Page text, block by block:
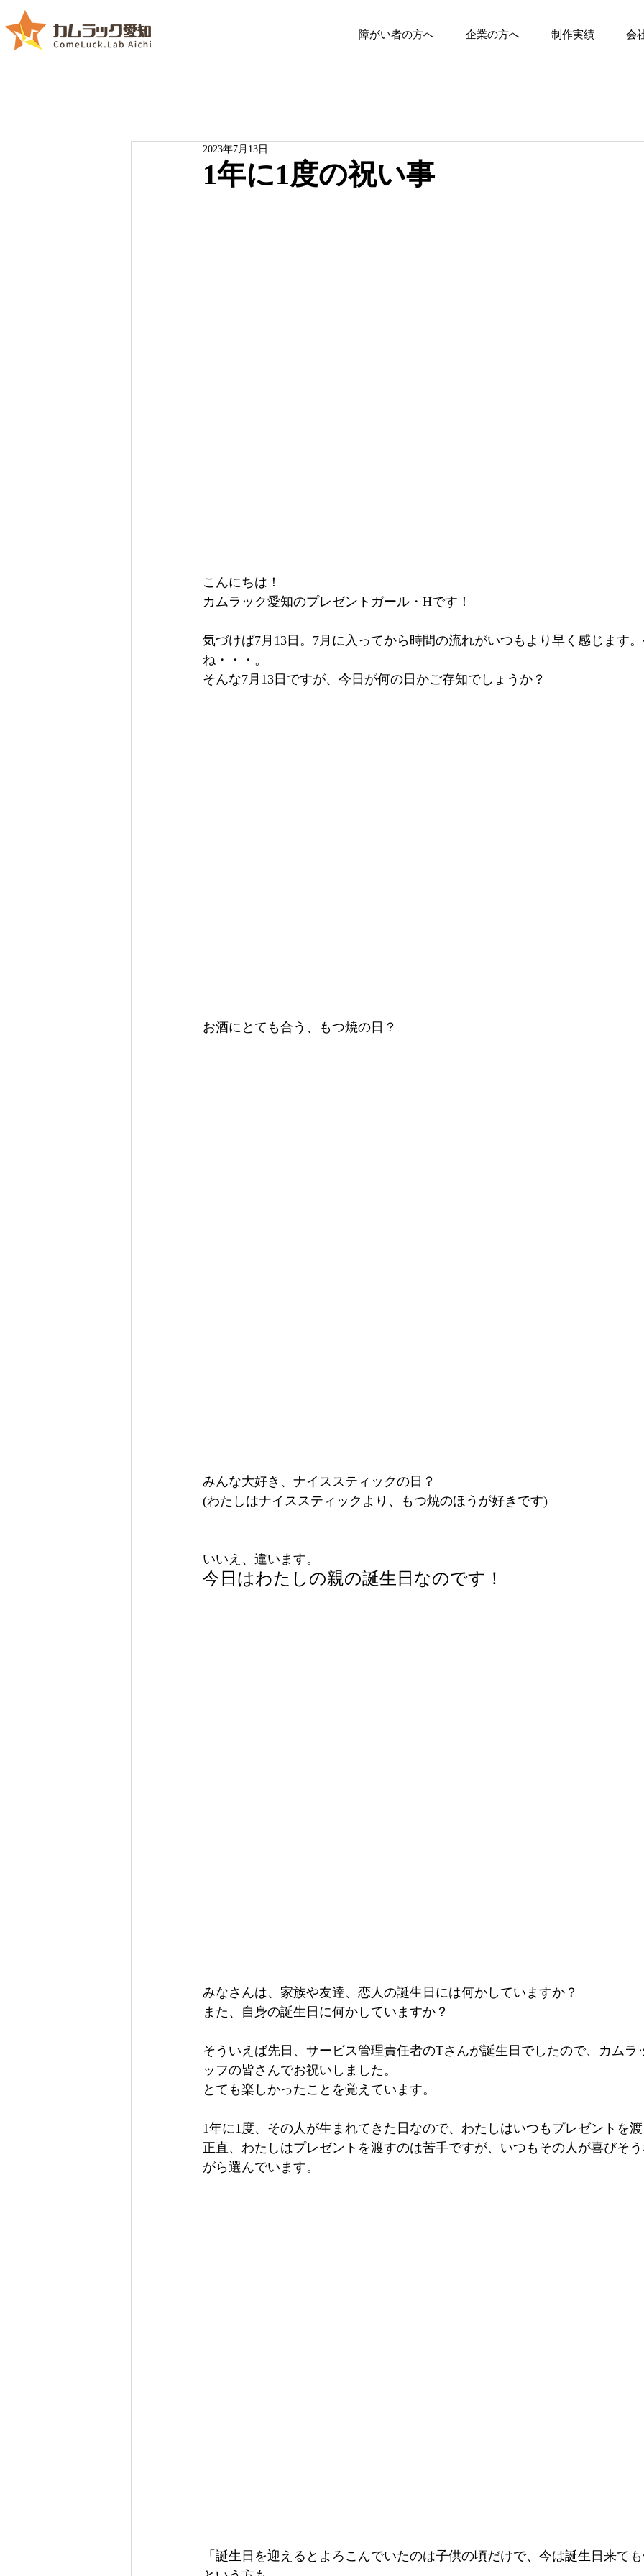
障がい者の方へ 企業の方へ 制作実績 会
1年に1度の祝い事
2023年7月13日
こんにちは！
カムラック愛知のプレゼントガール・Hです！
気づけば7月13日。7月に入ってから時間の流れがいつもより早く感じます
ね・・・。
そんな7月13日ですが、今日が何の日かご存知でしょうか？
お酒にとても合う、もつ焼の日？
みんな大好き、ナイススティックの日？
(わたしはナイススティックより、もつ焼のほうが好きです)
いいえ、違います。
今日はわたしの親の誕生日なのです！
みなさんは、家族や友達、恋人の誕生日には何かしていますか？
また、自身の誕生日に何かしていますか？
そういえば先日、サービス管理責任者のTさんが誕生日でしたので、カムラ
ッフの皆さんでお祝いしました。
とても楽しかったことを覚えています。
1年に1度、その人が生まれてきた日なので、わたしはいつもプレゼントを渡
正直、わたしはプレゼントを渡すのは苦手ですが、いつもその人が喜びそ
がら選んでいます。
「誕生日を迎えるとよろこんでいたのは子供の頃だけで、今は誕生日来ても